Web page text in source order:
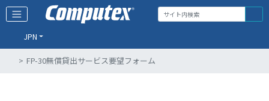
JPN
FP-30無償貸出サービス要望フォーム